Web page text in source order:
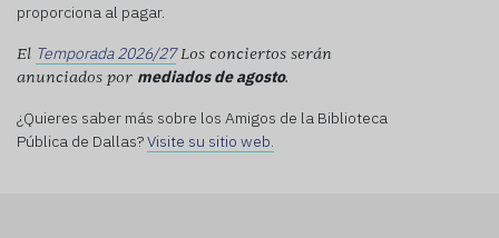
proporciona al pagar.
El Temporada 2026/27Los conciertos serán
anunciados por mediados de agosto.
¿Quieres saber más sobre los Amigos de la Biblioteca
Pública de Dallas?Visite su sitio web.